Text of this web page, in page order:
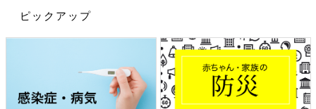
ピックアップ